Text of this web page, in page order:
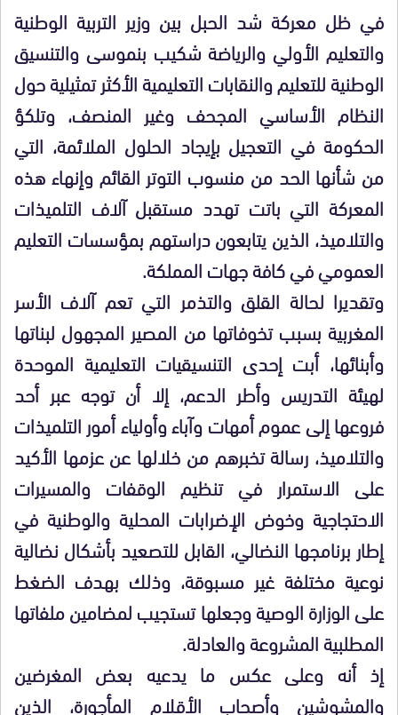
في ظل معركة شد الحبل بين وزير التربية الوطنية
والتعليم الأولي والرياضة شكيب بنموسى والتنسيق
الوطنية للتعليم والنقابات التعليمية الأكثر تمثيلية حول
النظام الأساسي المجحف وغير المنصف، وتلكؤ
الحكومة في التعجيل بإيجاد الحلول الملائمة، التي
من شأنها الحد من منسوب التوتر القائم وإنهاء هذه
المعركة التي باتت تهدد مستقبل آلاف التلميذات
والتلاميذ، الذين يتابعون دراستهم بمؤسسات التعليم
العمومي في كافة جهات المملكة.
وتقديرا لحالة القلق والتذمر التي تعم آلاف الأسر
المغربية بسبب تخوفاتها من المصير المجهول لبناتها
وأبنائها، أبت إحدى التنسيقيات التعليمية الموحدة
لهيئة التدريس وأطر الدعم، إلا أن توجه عبر أحد
فروعها إلى عموم أمهات وآباء وأولياء أمور التلميذات
والتلاميذ، رسالة تخبرهم من خلالها عن عزمها الأكيد
على الاستمرار في تنظيم الوقفات والمسيرات
الاحتجاجية وخوض الإضرابات المحلية والوطنية في
إطار برنامجها النضالي، القابل للتصعيد بأشكال نضالية
نوعية مختلفة غير مسبوقة، وذلك بهدف الضغط
على الوزارة الوصية وجعلها تستجيب لمضامين ملفاتها
المطلبية المشروعة والعادلة.
إذ أنه وعلى عكس ما يدعيه بعض المغرضين
والمشوشين وأصحاب الأقلام المأجورة، الذين